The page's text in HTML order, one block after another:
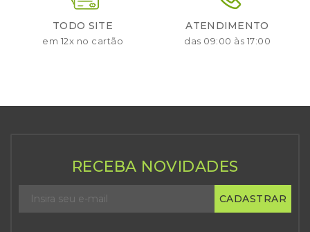
TODO SITE
em 12x no cartão
ATENDIMENTO
das 09:00 às 17:00
RECEBA NOVIDADES
CADASTRAR